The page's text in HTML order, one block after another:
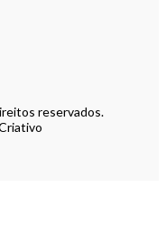
reservados.